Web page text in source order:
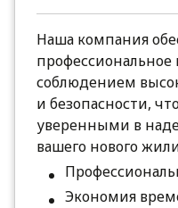
Наша компания
профессиональное
соблюдением
и безопасности,
уверенными в
вашего нового
Экономия